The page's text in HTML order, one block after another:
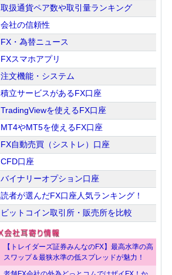
取扱通貨ペア数や取引量ランキング
会社の信頼性
FX・為替ニュース
FXスマホアプリ
注文機能・システム
積立サービスがあるFX口座
TradingViewを使えるFX口座
MT4やMT5を使えるFX口座
FX自動売買（シストレ）口座
CFD口座
バイナリーオプション口座
読者が選んだFX口座人気ランキング！
ビットコイン取引所・販売所を比較
【トレイダーズ証券みんなのFX】最高水準の高
スワップ＆最狭水準の低スプレッドが魅力！